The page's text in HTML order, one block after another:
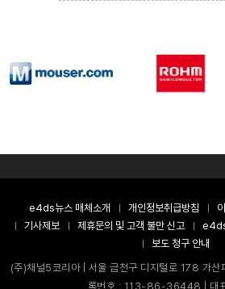
e4ds뉴스 매체소개 개인정보취급방침
기사제보
제휴문의 및 고객 불만 신고
보도 청구 안내
(주)채널5코리아 | 서울 금천구 디지털로 178 가
록번호 : 113-86-36448 | 대